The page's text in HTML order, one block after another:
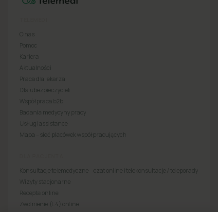
O nas
Pomoc
Kariera
Aktualności
Praca dla lekarza
Dla ubezpieczycieli
Współpraca b2b
Badania medycyny pracy
Usługi assistance
Mapa – sieć placówek współpracujących
Konsultacje telemedyczne – czat online i telekonsultacje / teleporady
Wizyty stacjonarne
Recepta online
Zwolnienie (L4) online